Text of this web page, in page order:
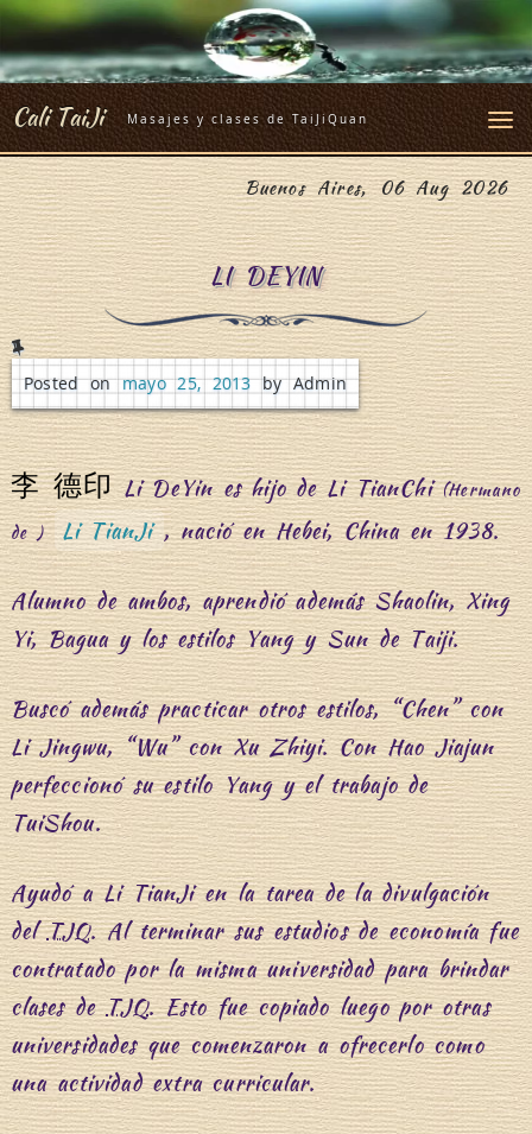
Skip
Cali TaiJi Masajes y clases de TaiJiQuan
Buenos Aires, 06 Aug 2026
LI DEYIN
Posted onmayo 25, 2013by Admin
李 德印Li DeYin es hijo de Li TianChi(Hermano
de )
Li TianJi , nació en Hebei, China en 1938.
Alumno de ambos, aprendió además Shaolin, Xing
Yi, Bagua y los estilos Yang y Sun de Taiji.
Buscó además practicar otros estilos, “Chen” con
Li Jingwu, “Wu” con Xu Zhiyi. Con Hao Jiajun
perfeccionó su estilo Yang y el trabajo de
TuiShou.
Ayudó a Li TianJi en la tarea de la divulgación
delTJQ. Al terminar sus estudios de economía fue
contratado por la misma universidad para brindar
clases deTJQ. Esto fue copiado luego por otras
universidades que comenzaron a ofrecerlo como
una actividad extra curricular.